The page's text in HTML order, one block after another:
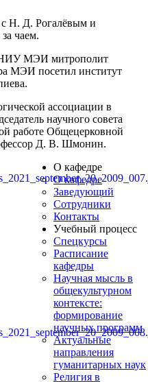
Н. Д. Рогалёвым и
чаем.
НИУ МЭИ митрополит
МЭИ посетил институт
ассоциации в
научного совета
работе Общецерковной
Д. В. Шмонин.
О кафедре
О кафедре
Заведующий
Сотрудники
Контакты
Учебный процесс
Спецкурсы
Расписание
кафедры
Научная мысль в
общекультурном
контексте:
формирование
научных программ
Актуальные
направления
гуманитарных наук
Религия в